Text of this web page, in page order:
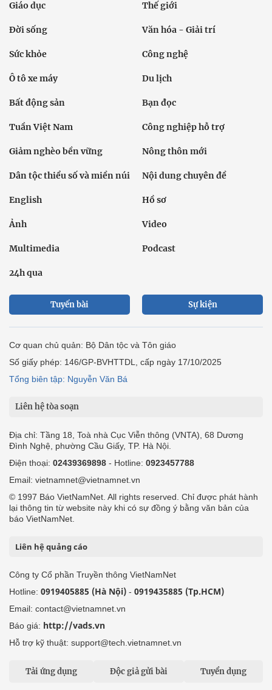
Giáo dục Thế giới
Đời sống Văn hóa - Giải trí
Sức khỏe Công nghệ
Ô tô xe máy Du lịch
Bất động sản Bạn đọc
Tuần Việt Nam Công nghiệp hỗ trợ
Giảm nghèo bền vững Nông thôn mới
Dân tộc thiểu số và miền núi Nội dung chuyên đề
English Hồ sơ
Ảnh Video
Multimedia Podcast
24h qua
Tuyến bài Sự kiện
Cơ quan chủ quản: Bộ Dân tộc và Tôn giáo
Số giấy phép: 146/GP-BVHTTDL, cấp ngày 17/10/2025
Tổng biên tập: Nguyễn Văn Bá
Liên hệ tòa soạn
Địa chỉ: Tầng 18, Toà nhà Cục Viễn thông (VNTA), 68 Dương
Đình Nghệ, phường Cầu Giấy, TP. Hà Nội.
Điện thoại: 02439369898 - Hotline: 0923457788
Email: vietnamnet@vietnamnet.vn
© 1997 Báo VietNamNet. All rights reserved. Chỉ được phát hành
lại thông tin từ website này khi có sự đồng ý bằng văn bản của
báo VietNamNet.
Liên hệ quảng cáo
Công ty Cổ phần Truyền thông VietNamNet
Hotline: 0919405885 (Hà Nội) - 0919435885 (Tp.HCM)
Email: contact@vietnamnet.vn
Báo giá: http://vads.vn
Hỗ trợ kỹ thuật: support@tech.vietnamnet.vn
Tải ứng dụng Độc giả gửi bài Tuyển dụng